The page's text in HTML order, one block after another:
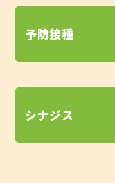
予防接種
シナジス